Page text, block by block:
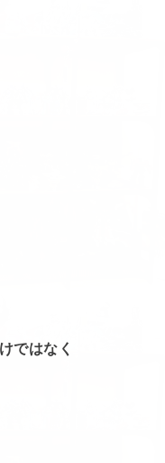
ではなく